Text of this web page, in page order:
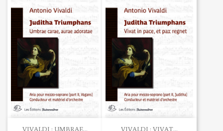
VIVALDI : UMBRAE... VIVALDI : VIVAT...